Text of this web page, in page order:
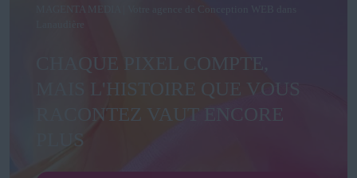
MAGENTA MEDIA | Votre agence de Conception WEB dans
CHAQUE PIXEL COMPTE,
MAIS L'HISTOIRE QUE VOUS
RACONTEZ VAUT ENCORE
PLUS